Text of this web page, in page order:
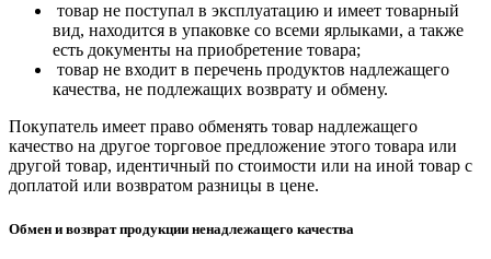
товар не поступал в эксплуатацию и имеет товарный
вид, находится в упаковке со всеми ярлыками, а также
есть документы на приобретение товара;
товар не входит в перечень продуктов надлежащего
качества, не подлежащих возврату и обмену.
Покупатель имеет право обменять товар надлежащего
качество на другое торговое предложение этого товара или
другой товар, идентичный по стоимости или на иной товар с
доплатой или возвратом разницы в цене.
Обмен и возврат продукции ненадлежащего качества